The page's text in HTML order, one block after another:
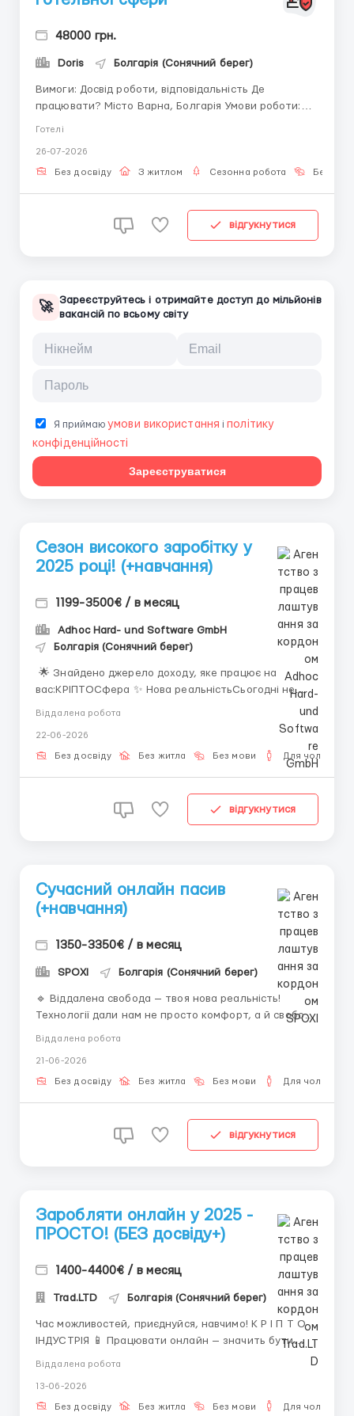
48000 грн.
Doris Болгарія (Сонячний берег)
Вимоги: Досвід роботи, відповідальність Де
працювати? Місто Варна, Болгарія Умови роботи:
бонуси ЗАБЕЗПЕЧЕНО безкоштовно: проживання
поруч із робочим місцем і харчування...
Готелі
26-07-2026
Без досвіду З житлом Сезонна робота Без
відгукнутися
🚀 Зареєструйтесь і отримайте доступ до мільйонів
вакансій по всьому світу
Я приймаюумови використання і політику
конфіденційності
Зареєструватися
Сезон високого заробітку у
2025 році! (+навчання)
1199-3500€ / в месяц
Adhoc Hard- und Software GmbH
Болгарія (Сонячний берег)
🌟 Знайдено джерело доходу, яке працює на
вас:КРІПТОСфера ✨ Нова реальністьСьогодні не
обов'язково сидіти в офісі, щоб заробляти гідні
гроші. Онлайн-середовище відкриває перед людьми
можливості, які раніше були доступні лише обраним.
Ви самі обираєте ритм, формат і цілі, а технології
Віддалена робота
22-06-2026
Без досвіду Без житла Без мови Для чоловіків
відгукнутися
Сучасний онлайн пасив
(+навчання)
1350-3350€ / в месяц
SPOXI Болгарія (Сонячний берег)
🔹 Віддалена свобода — твоя нова реальність!
Технології дали нам не просто комфорт, а й свободу.
Сьогодні можна керувати доходом прямо з
часу. Але щоб почати — потрібне правильне
оточення. Ми його даємо.КРІПТОІНДУСТРІЯНаша
Віддалена робота
21-06-2026
Без досвіду Без житла Без мови Для чоловіків
відгукнутися
Заробляти онлайн у 2025 -
ПРОСТО! (БЕЗ досвіду+)
1400-4400€ / в месяц
Trad.LTD Болгарія (Сонячний берег)
Час можливостей, приєднуйся, навчимо! К Р І П Т О
ІНДУСТРІЯ 📱 Працювати онлайн — значить бути
вільним!Віддалена робота дає вам незалежність від
вихід в інтернет. Коротко: 🔑 Безкоштовне навчання
🔑 Підходить для будь-якого способу життя ...
Віддалена робота
13-06-2026
Без досвіду Без житла Без мови Для чоловіків